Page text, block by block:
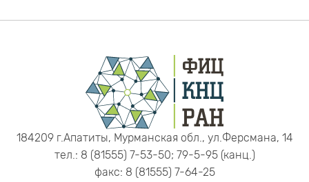
184209 г.Апатиты, Мурманская обл., ул.Ферсмана, 14
тел.: 8 (81555) 7-53-50; 79-5-95 (канц.)
факс: 8 (81555) 7-64-25